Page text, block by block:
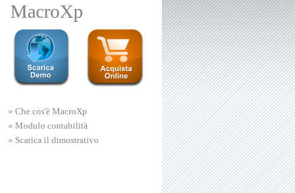
MacroXp
» Che cos'è MacroXp
» Modulo contabilità
» Scarica il dimostrativo